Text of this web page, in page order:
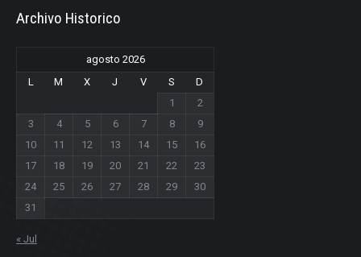
Archivo Historico
agosto 2026
L
M X J V S
D
1
2
3
4 5 6 7 8
9
10
11 12 13 14 15
16
17
18 19 20 21 22
23
24
25 26 27 28 29
30
31
« Jul